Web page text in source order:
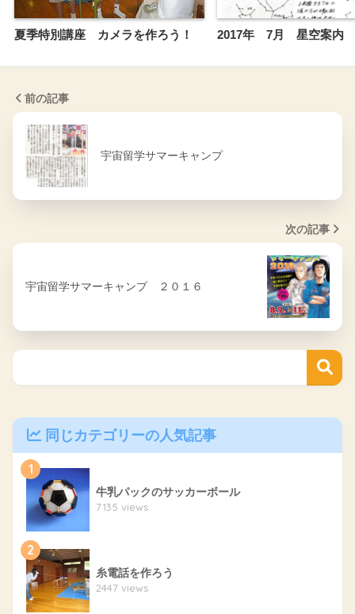
夏季特別講座 カメラを作ろう！ 2017年 7月 星空案内
前の記事
宇宙留学サマーキャンプ
次の記事
宇宙留学サマーキャンプ ２０１６
同じカテゴリーの人気記事
1
牛乳パックのサッカーボール
7135 views
2
糸電話を作ろう
2447 views